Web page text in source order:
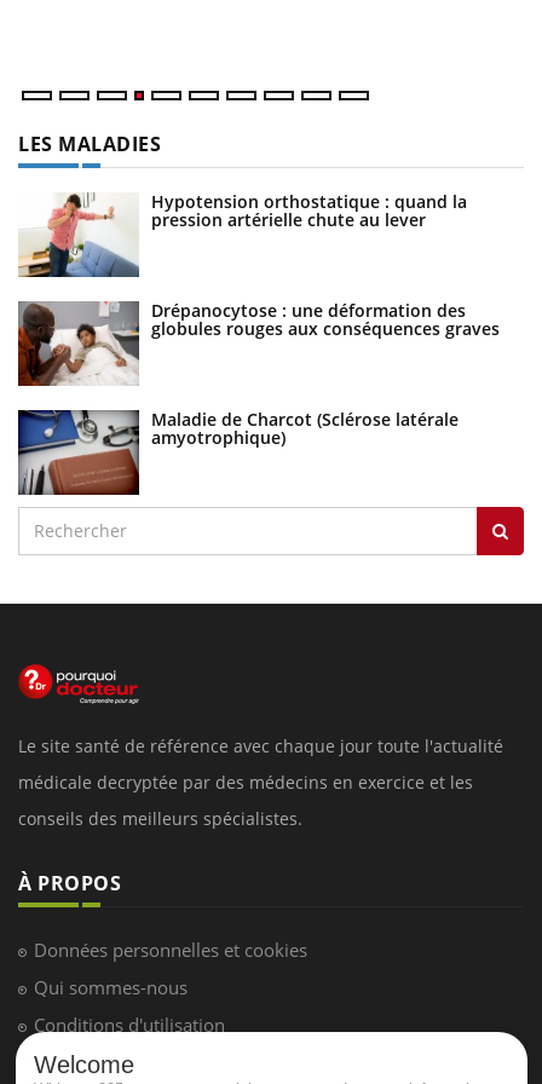
LES MALADIES
Hypotension orthostatique : quand la
pression artérielle chute au lever
Drépanocytose : une déformation des
globules rouges aux conséquences graves
Maladie de Charcot (Sclérose latérale
amyotrophique)
Le site santé de référence avec chaque jour toute l'actualité
médicale decryptée par des médecins en exercice et les
conseils des meilleurs spécialistes.
À PROPOS
Données personnelles et cookies
Qui sommes-nous
Conditions d'utilisation
Plan du site
Welcome